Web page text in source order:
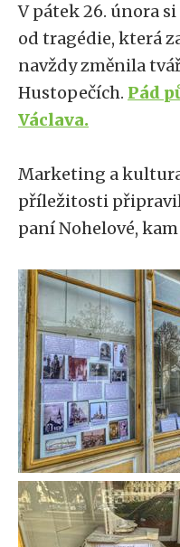
V pátek 26. února
od tragédie, která
navždy změnila
Hustopečích. Pád
Václava.
Marketing a
příležitosti
paní Nohelové,